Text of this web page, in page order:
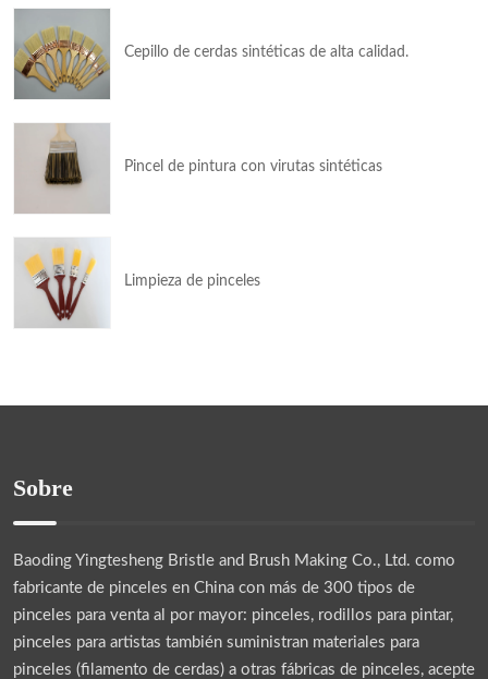
Cepillo de cerdas sintéticas de alta calidad.
Pincel de pintura con virutas sintéticas
Limpieza de pinceles
Sobre
Baoding Yingtesheng Bristle and Brush Making Co., Ltd. como
fabricante de pinceles en China con más de 300 tipos de
pinceles para venta al por mayor: pinceles, rodillos para pintar,
pinceles para artistas también suministran materiales para
pinceles (filamento de cerdas) a otras fábricas de pinceles, acepte